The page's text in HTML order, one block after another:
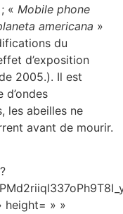
« Mobile phone
americana »
du
d’exposition
2005.). Il est
d’ondes
les abeilles ne
avant de mourir.
height= » »